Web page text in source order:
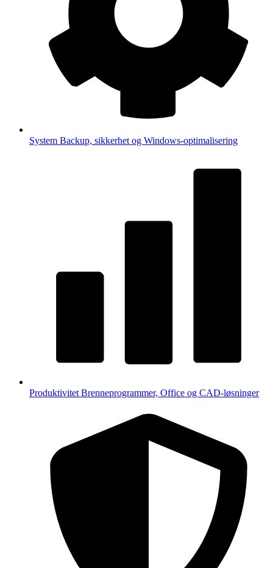
System Backup, sikkerhet og Windows-optimalisering
Produktivitet Brenneprogrammer, Office og CAD-løsninger